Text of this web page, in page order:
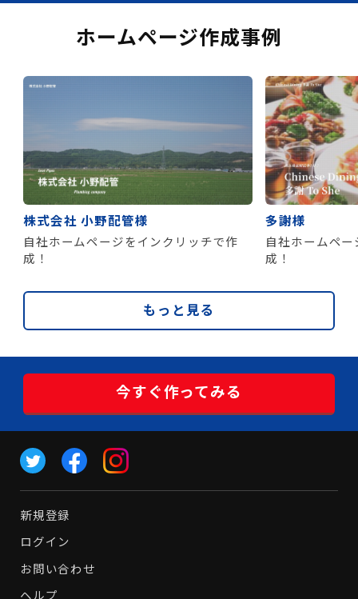
ホームページ作成事例
株式会社 小野配管様
自社ホームページをインクリッチで作
成！
多謝様
自社ホームペ
成！
もっと見る
今すぐ作ってみる
新規登録
ログイン
お問い合わせ
ヘルプ